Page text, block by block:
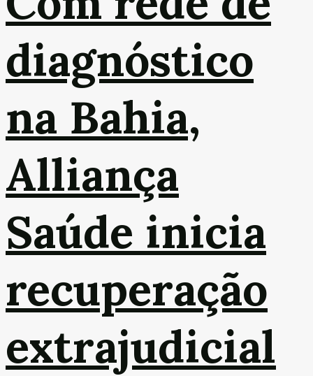
diagnóstico
na Bahia,
Alliança
Saúde inicia
recuperação
extrajudicial